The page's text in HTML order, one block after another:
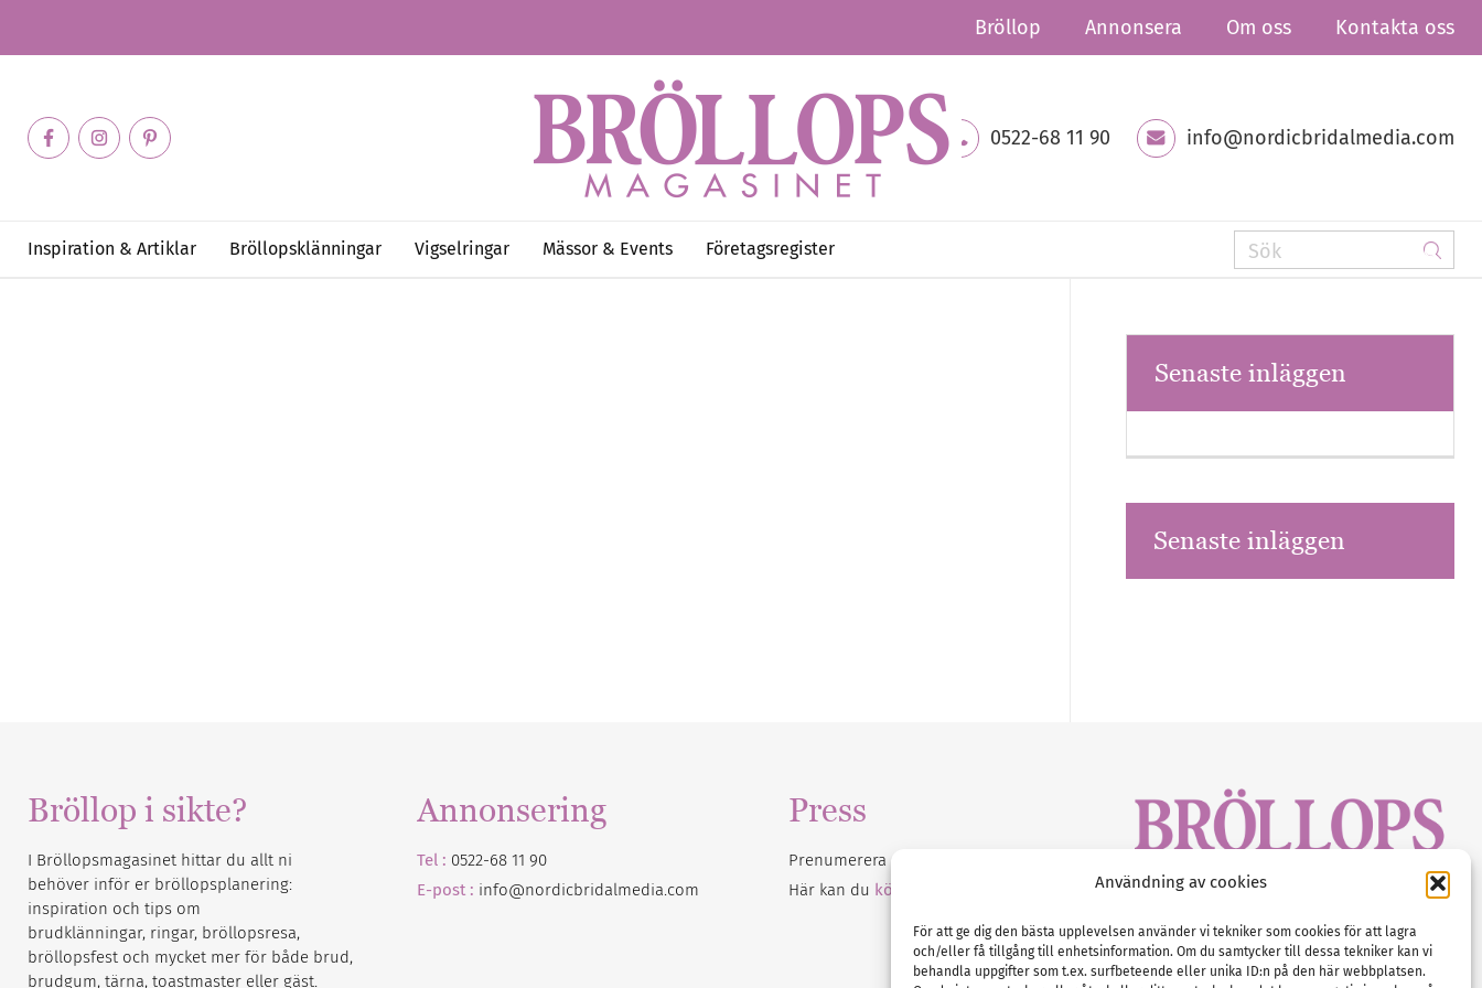
Användning av cookies
För att ge dig den bästa upplevelsen använder vi tekniker som cookies för att lagra
och/eller få tillgång till enhetsinformation. Om du samtycker till dessa tekniker kan vi
behandla uppgifter som t.ex. surfbeteende eller unika ID:n på den här webbplatsen.
Bröllop Annonsera Om oss Kontakta oss
0522-68 11 90 info@nordicbridalmedia.com
Inspiration & Artiklar Bröllopsklänningar Vigselringar Mässor & Events Företagsregister
Senaste inläggen
Senaste inläggen
Bröllop i sikte?
I Bröllopsmagasinet hittar du allt ni
behöver inför er bröllopsplanering:
inspiration och tips om
brudklänningar, ringar, bröllopsresa,
bröllopsfest och mycket mer för både brud,
brudgum, tärna, toastmaster eller gäst.
Annonsering
Tel : 0522-68 11 90
E-post : info@nordicbridalmedia.com
Press
Prenumerera på vårt
Här kan du köpa Bröllopsmagasinet
Tel :0522-68 11 90
E-post:info@nordicbridalmedia.com